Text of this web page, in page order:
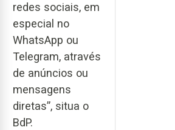
redes sociais, em
especial no
WhatsApp ou
Telegram, através
de anúncios ou
mensagens
diretas”, situa o
BdP.